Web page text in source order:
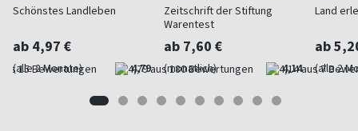
Schönstes Landleben
ab 4,97 €
(alle 2 Monate) 4,79
Zeitschrift der Stiftung
Warentest
ab 7,60 €
(monatlich) 4,14
Land
ab
(alle 2